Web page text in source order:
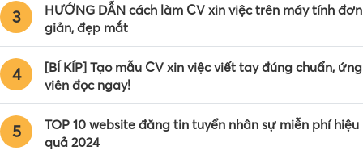
3
HƯỚNG DẪN cách làm CV xin việc trên máy tính đơn
giản, đẹp mắt
4
[BÍ KÍP] Tạo mẫu CV xin việc viết tay đúng chuẩn, ứng
viên đọc ngay!
5
TOP 10 website đăng tin tuyển nhân sự miễn phí hiệu
quả 2024